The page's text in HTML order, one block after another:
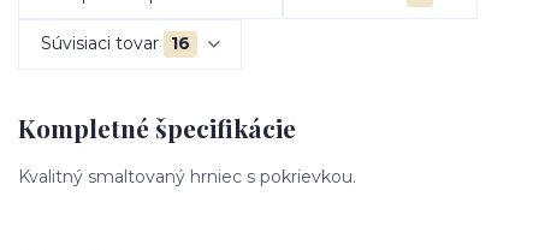
Súvisiaci tovar 16
Kompletné špecifikácie
Kvalitný smaltovaný hrniec s pokrievkou.